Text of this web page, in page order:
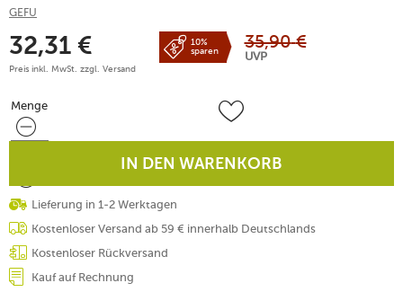
GEFU
32,31 €
Preis inkl. MwSt. zzgl. Versand
10%
sparen
35,90 €
UVP
Menge
Menge
IN DEN WARENKORB
Lieferung in 1-2 Werktagen
Kostenloser Versand ab 59 € innerhalb Deutschlands
Kostenloser Rückversand
Kauf auf Rechnung